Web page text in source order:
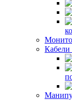
Кабели